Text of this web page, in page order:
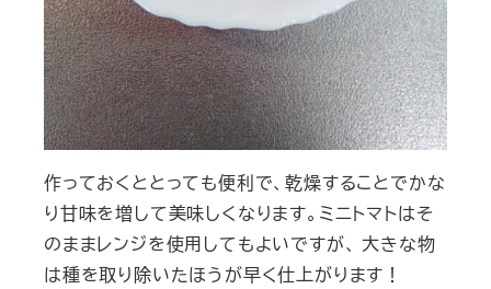
作っておくととっても便利で、乾燥することでかな
り甘味を増して美味しくなります。ミニトマトはそ
のままレンジを使用してもよいですが、 大きな物
は種を取り除いたほうが早く仕上がります！